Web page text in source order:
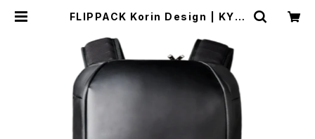
FLIPPACK Korin Design | KYLI